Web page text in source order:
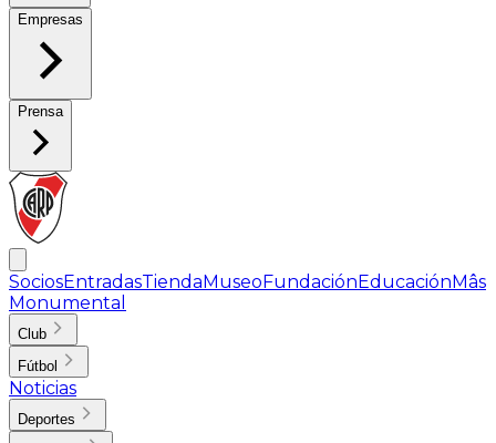
Empresas
Prensa
SociosEntradasTiendaMuseoFundaciónEducaciónMâs
Monumental
Club
Fútbol
Noticias
Deportes